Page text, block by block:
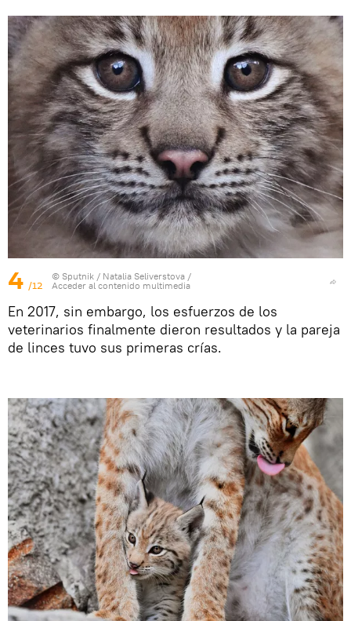
4 /12
© Sputnik / Natalia Seliverstova /
Acceder al contenido multimedia
En 2017, sin embargo, los esfuerzos de los
veterinarios finalmente dieron resultados y la pareja
de linces tuvo sus primeras crías.